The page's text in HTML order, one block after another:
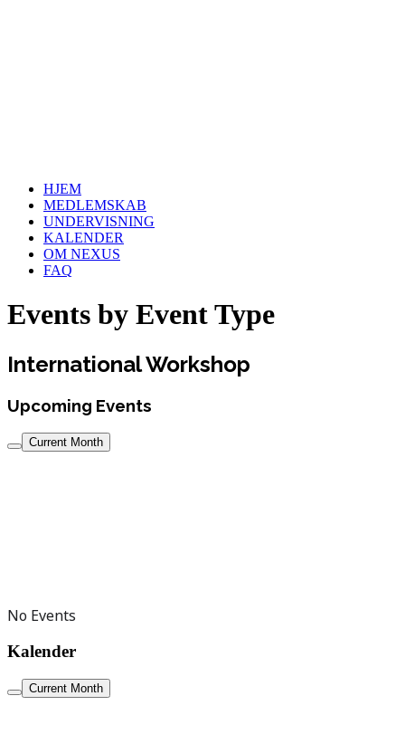
HJEM
MEDLEMSKAB
UNDERVISNING
KALENDER
OM NEXUS
FAQ
Events by Event Type
International Workshop
Upcoming Events
Current Month
No Events
Kalender
Current Month